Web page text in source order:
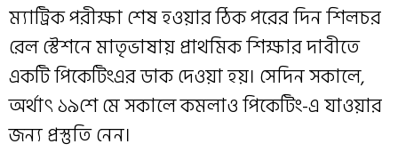
ম্যাট্রিক পরীক্ষা শেষ হওয়ার ঠিক পরের দিন শিলচর
রেল স্টেশনে মাতৃভাষায় প্রাথমিক শিক্ষার দাবীতে
একটি পিকেটিংএর ডাক দেওয়া হয়। সেদিন সকালে,
অৰ্থাৎ ১৯শে মে সকালে কমলাও পিকেটিং-এ যাওয়ার
জন্য প্রস্তুতি নেন।